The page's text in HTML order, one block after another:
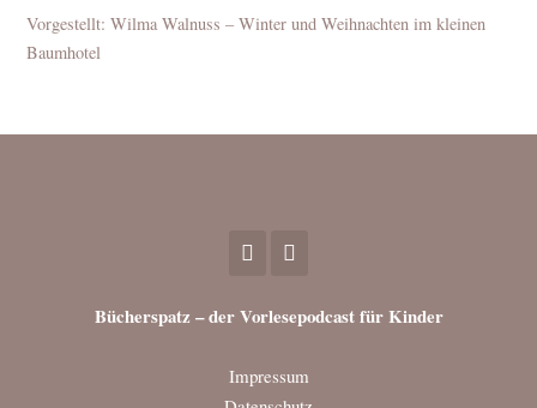
Vorgestellt: Wilma Walnuss – Winter und Weihnachten im kleinen
Baumhotel
Bücherspatz – der Vorlesepodcast für Kinder
Impressum